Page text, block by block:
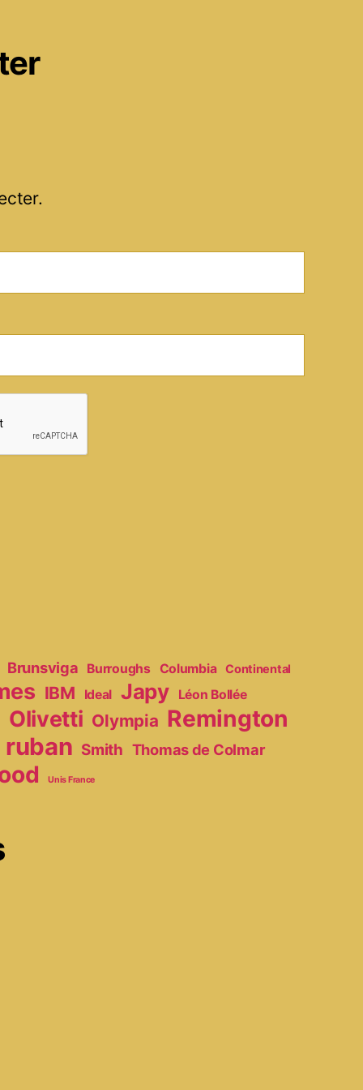
Brunsviga Burroughs Columbia Continental
IBM Ideal Japy Léon Bollée
Olivetti Olympia Remington
ruban Smith Thomas de Colmar
Unis France